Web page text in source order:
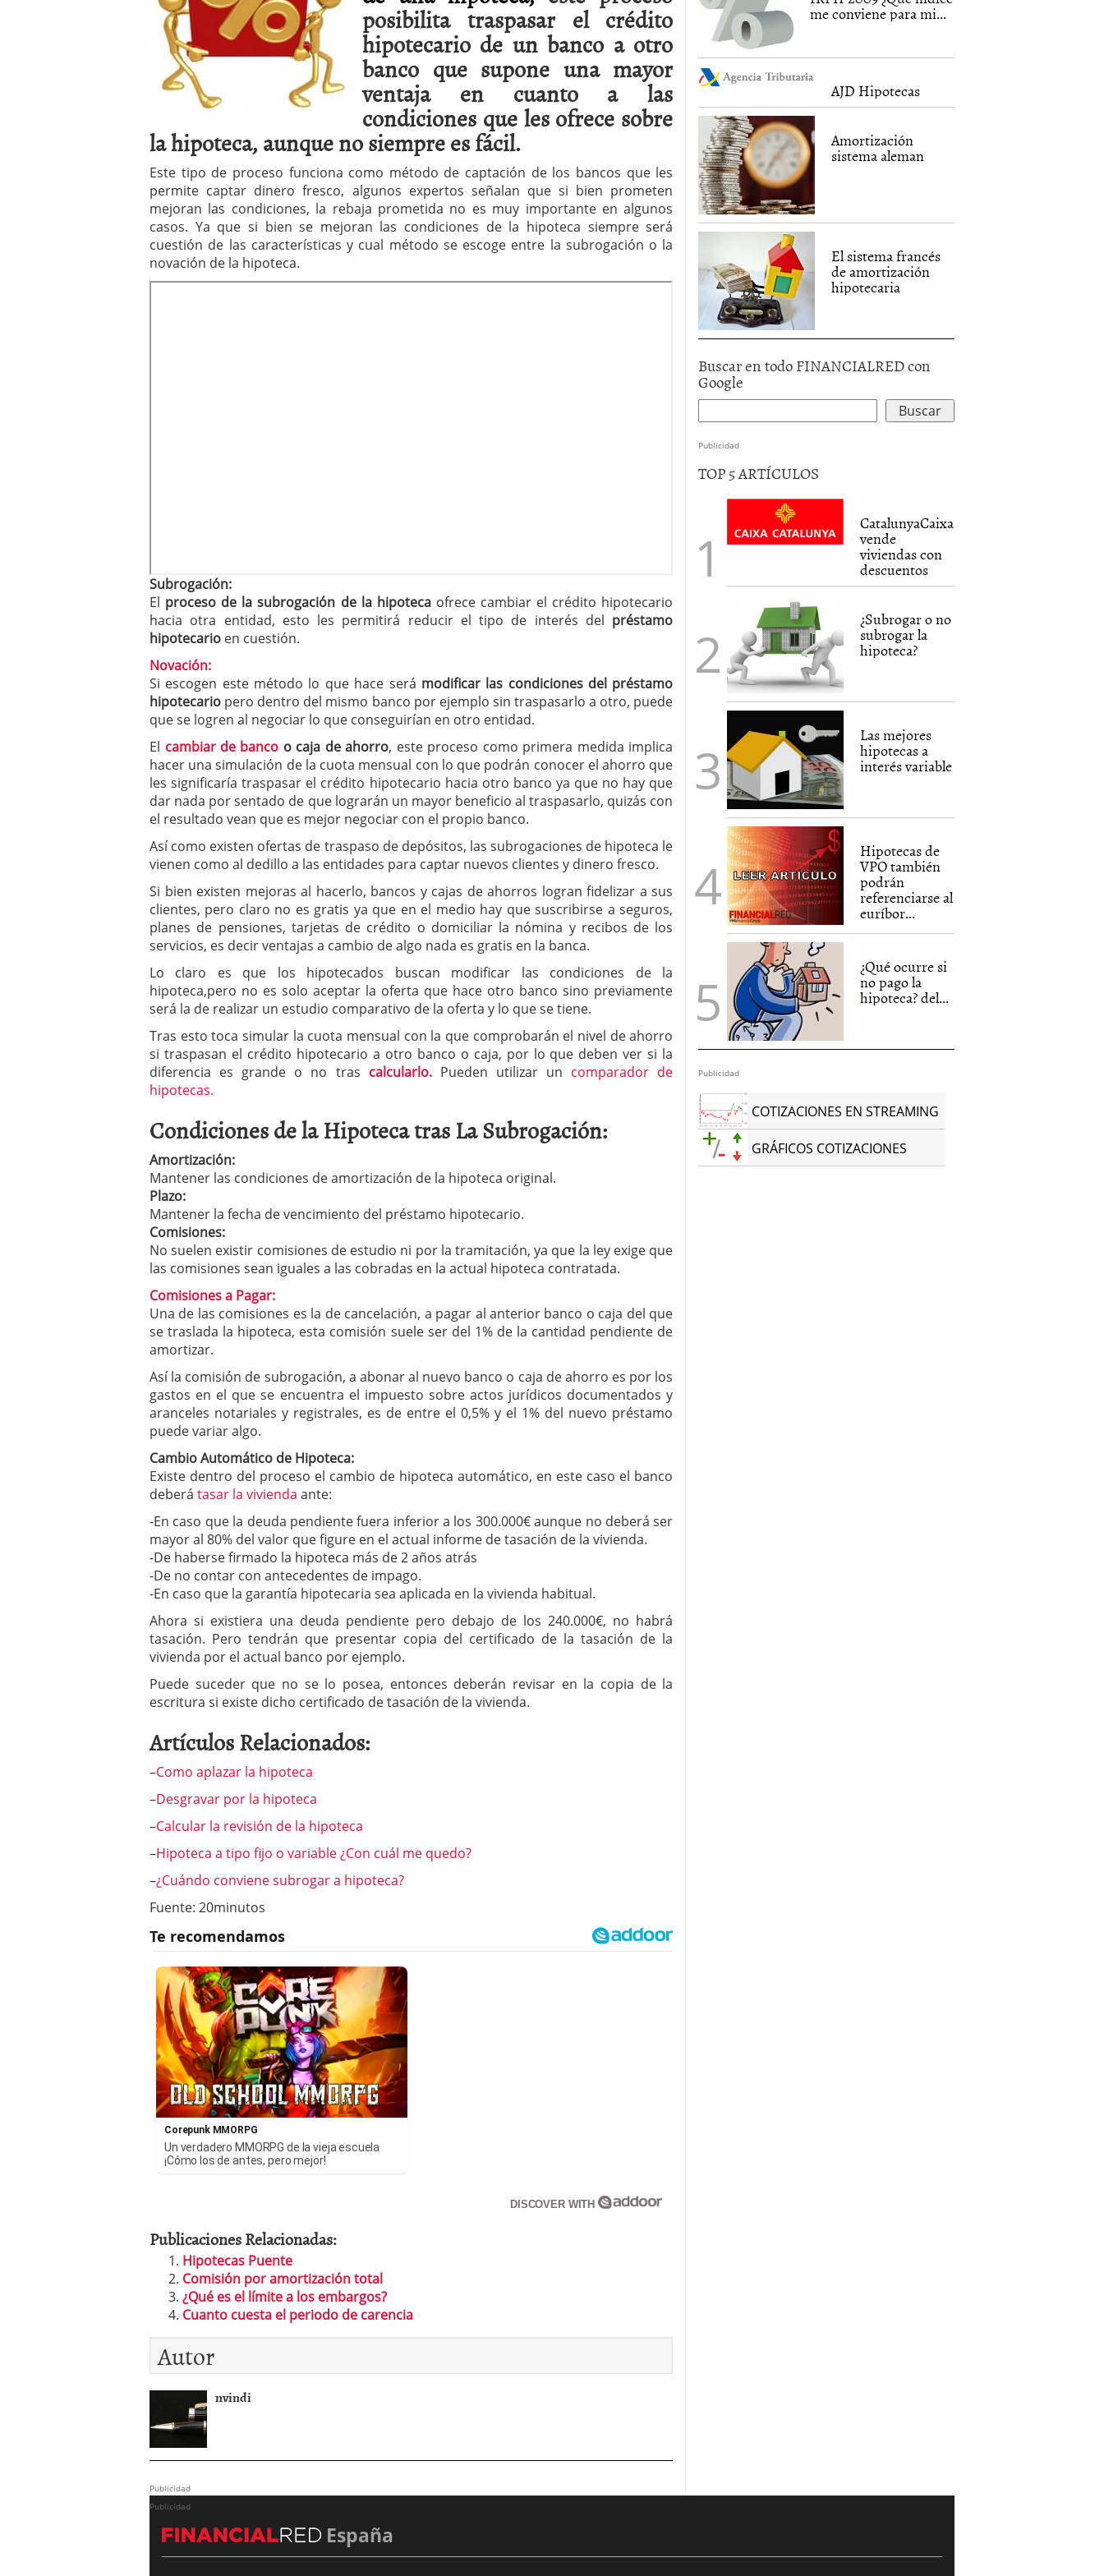
posibilita traspasar el crédito
hipotecario de un banco a otro
banco que supone una mayor
ventaja en cuanto a las
condiciones que les ofrece sobre
la hipoteca, aunque no siempre es fácil.
Este tipo de proceso funciona como método de captación de los bancos que les
permite captar dinero fresco, algunos expertos señalan que si bien prometen
mejoran las condiciones, la rebaja prometida no es muy importante en algunos
casos. Ya que si bien se mejoran las condiciones de la hipoteca siempre será
cuestión de las características y cual método se escoge entre la subrogación o la
novación de la hipoteca.
Subrogación:
El proceso de la subrogación de la hipoteca ofrece cambiar el crédito hipotecario
hacia otra entidad, esto les permitirá reducir el tipo de interés del préstamo
hipotecario en cuestión.
Novación:
Si escogen este método lo que hace será modificar las condiciones del préstamo
hipotecario pero dentro del mismo banco por ejemplo sin traspasarlo a otro, puede
que se logren al negociar lo que conseguirían en otro entidad.
El cambiar de banco o caja de ahorro, este proceso como primera medida implica
hacer una simulación de la cuota mensual con lo que podrán conocer el ahorro que
les significaría traspasar el crédito hipotecario hacia otro banco ya que no hay que
dar nada por sentado de que lograrán un mayor beneficio al traspasarlo, quizás con
el resultado vean que es mejor negociar con el propio banco.
Así como existen ofertas de traspaso de depósitos, las subrogaciones de hipoteca le
vienen como al dedillo a las entidades para captar nuevos clientes y dinero fresco.
Si bien existen mejoras al hacerlo, bancos y cajas de ahorros logran fidelizar a sus
clientes, pero claro no es gratis ya que en el medio hay que suscribirse a seguros,
planes de pensiones, tarjetas de crédito o domiciliar la nómina y recibos de los
servicios, es decir ventajas a cambio de algo nada es gratis en la banca.
Lo claro es que los hipotecados buscan modificar las condiciones de la
hipoteca,pero no es solo aceptar la oferta que hace otro banco sino previamente
será la de realizar un estudio comparativo de la oferta y lo que se tiene.
Tras esto toca simular la cuota mensual con la que comprobarán el nivel de ahorro
si traspasan el crédito hipotecario a otro banco o caja, por lo que deben ver si la
diferencia es grande o no tras calcularlo. Pueden utilizar un comparador de
hipotecas.
Condiciones de la Hipoteca tras La Subrogación:
Amortización:
Mantener las condiciones de amortización de la hipoteca original.
Plazo:
Mantener la fecha de vencimiento del préstamo hipotecario.
Comisiones:
No suelen existir comisiones de estudio ni por la tramitación, ya que la ley exige que
las comisiones sean iguales a las cobradas en la actual hipoteca contratada.
Comisiones a Pagar:
Una de las comisiones es la de cancelación, a pagar al anterior banco o caja del que
se traslada la hipoteca, esta comisión suele ser del 1% de la cantidad pendiente de
amortizar.
Así la comisión de subrogación, a abonar al nuevo banco o caja de ahorro es por los
gastos en el que se encuentra el impuesto sobre actos jurídicos documentados y
aranceles notariales y registrales, es de entre el 0,5% y el 1% del nuevo préstamo
puede variar algo.
Cambio Automático de Hipoteca:
Existe dentro del proceso el cambio de hipoteca automático, en este caso el banco
deberá tasar la vivienda ante:
-En caso que la deuda pendiente fuera inferior a los 300.000€ aunque no deberá ser
mayor al 80% del valor que figure en el actual informe de tasación de la vivienda.
-De haberse firmado la hipoteca más de 2 años atrás
-De no contar con antecedentes de impago.
-En caso que la garantía hipotecaria sea aplicada en la vivienda habitual.
Ahora si existiera una deuda pendiente pero debajo de los 240.000€, no habrá
tasación. Pero tendrán que presentar copia del certificado de la tasación de la
vivienda por el actual banco por ejemplo.
Puede suceder que no se lo posea, entonces deberán revisar en la copia de la
escritura si existe dicho certificado de tasación de la vivienda.
Artículos Relacionados:
–Como aplazar la hipoteca
–Desgravar por la hipoteca
–Calcular la revisión de la hipoteca
–Hipoteca a tipo fijo o variable ¿Con cuál me quedo?
–¿Cuándo conviene subrogar a hipoteca?
Fuente: 20minutos
Corepunk MMORPG
Un verdadero MMORPG de la vieja escuela
¡Cómo los de antes, pero mejor!
DISCOVER WITH
Publicaciones Relacionadas:
Hipotecas Puente
Comisión por amortización total
¿Qué es el límite a los embargos?
Cuanto cuesta el periodo de carencia
Autor
nvindi
Publicidad
me conviene para mi...
AJD Hipotecas
Amortización
sistema aleman
El sistema francés
de amortización
hipotecaria
Buscar en todo FINANCIALRED con
Google
Publicidad
TOP 5 ARTÍCULOS
CatalunyaCaixa
vende
viviendas con
descuentos
¿Subrogar o no
subrogar la
hipoteca?
Las mejores
hipotecas a
interés variable
Hipotecas de
VPO también
podrán
referenciarse al
euríbor...
¿Qué ocurre si
no pago la
hipoteca? del...
Publicidad
COTIZACIONES EN STREAMING
GRÁFICOS COTIZACIONES
Publicidad
España